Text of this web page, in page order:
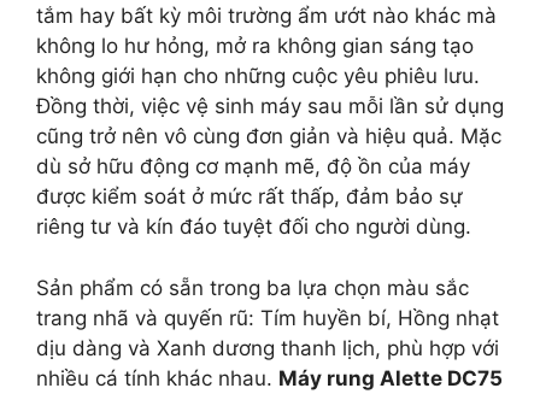
tắm hay bất kỳ môi trường ẩm ướt nào khác mà
không lo hư hỏng, mở ra không gian sáng tạo
không giới hạn cho những cuộc yêu phiêu lưu.
Đồng thời, việc vệ sinh máy sau mỗi lần sử dụng
cũng trở nên vô cùng đơn giản và hiệu quả. Mặc
dù sở hữu động cơ mạnh mẽ, độ ồn của máy
được kiểm soát ở mức rất thấp, đảm bảo sự
riêng tư và kín đáo tuyệt đối cho người dùng.
Sản phẩm có sẵn trong ba lựa chọn màu sắc
trang nhã và quyến rũ: Tím huyền bí, Hồng nhạt
dịu dàng và Xanh dương thanh lịch, phù hợp với
nhiều cá tính khác nhau. Máy rung Alette DC75